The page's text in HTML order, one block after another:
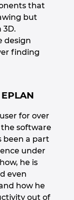
that
but
design
finding
for over
software
been a part
under
he is
even
how he
out of